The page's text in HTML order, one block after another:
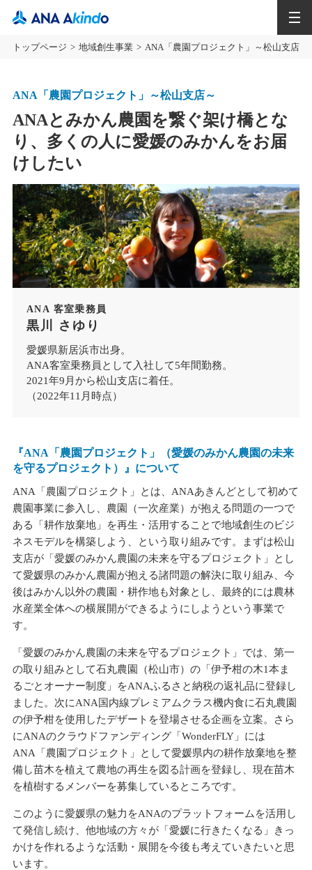
トップページ 地域創生事業 ANA「農園プロジェクト」～松山支店～
ANA「農園プロジェクト」～松山支店～
ANAとみかん農園を繋ぐ架け橋とな
り、多くの人に愛媛のみかんをお届
けしたい
ANA 客室乗務員
黒川 さゆり
愛媛県新居浜市出身。
ANA客室乗務員として入社して5年間勤務。
2021年9月から松山支店に着任。
（2022年11月時点）
『ANA「農園プロジェクト」（愛媛のみかん農園の未来
を守るプロジェクト）』について
ANA「農園プロジェクト」とは、ANAあきんどとして初めて
農園事業に参入し、農園（一次産業）が抱える問題の一つで
ある「耕作放棄地」を再生・活用することで地域創生のビジ
ネスモデルを構築しよう、という取り組みです。まずは松山
支店が「愛媛のみかん農園の未来を守るプロジェクト」とし
て愛媛県のみかん農園が抱える諸問題の解決に取り組み、今
後はみかん以外の農園・耕作地も対象とし、最終的には農林
水産業全体への横展開ができるようにしようという事業で
す。
「愛媛のみかん農園の未来を守るプロジェクト」では、第一
の取り組みとして石丸農園（松山市）の「伊予柑の木1本ま
るごとオーナー制度」をANAふるさと納税の返礼品に登録し
ました。次にANA国内線プレミアムクラス機内食に石丸農園
の伊予柑を使用したデザートを登場させる企画を立案。さら
にANAのクラウドファンディング「WonderFLY」には
ANA「農園プロジェクト」として愛媛県内の耕作放棄地を整
備し苗木を植えて農地の再生を図る計画を登録し、現在苗木
を植樹するメンバーを募集しているところです。
このように愛媛県の魅力をANAのプラットフォームを活用し
て発信し続け、他地域の方々が「愛媛に行きたくなる」きっ
かけを作れるような活動・展開を今後も考えていきたいと思
います。